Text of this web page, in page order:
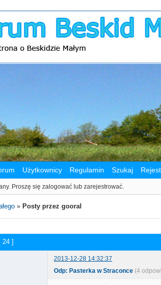
Użytkownicy Regulamin Szukaj
Proszę się zalogować lub zarejestrować.
» Posty przez gooral
24 ]
2013-12-28 14:32:37
Odp: Pasterka w Straconce (4